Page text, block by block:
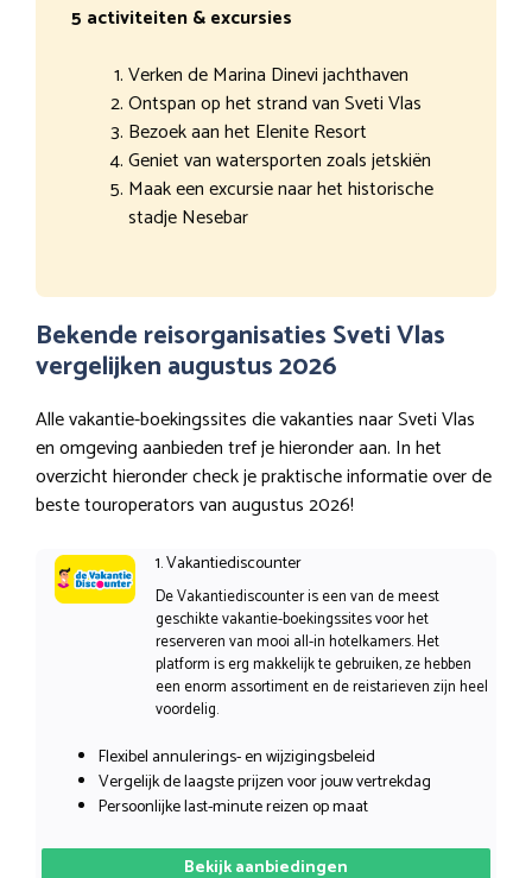
5 activiteiten & excursies
Verken de Marina Dinevi jachthaven
Ontspan op het strand van Sveti Vlas
Bezoek aan het Elenite Resort
Geniet van watersporten zoals jetskiën
Maak een excursie naar het historische
stadje Nesebar
Bekende reisorganisaties Sveti Vlas
vergelijken augustus 2026
Alle vakantie-boekingssites die vakanties naar Sveti Vlas
en omgeving aanbieden tref je hieronder aan. In het
overzicht hieronder check je praktische informatie over de
beste touroperators van augustus 2026!
1. Vakantiediscounter
De Vakantiediscounter is een van de meest
geschikte vakantie-boekingssites voor het
reserveren van mooi all-in hotelkamers. Het
platform is erg makkelijk te gebruiken, ze hebben
een enorm assortiment en de reistarieven zijn heel
voordelig.
Flexibel annulerings- en wijzigingsbeleid
Vergelijk de laagste prijzen voor jouw vertrekdag
Persoonlijke last-minute reizen op maat
Bekijk aanbiedingen